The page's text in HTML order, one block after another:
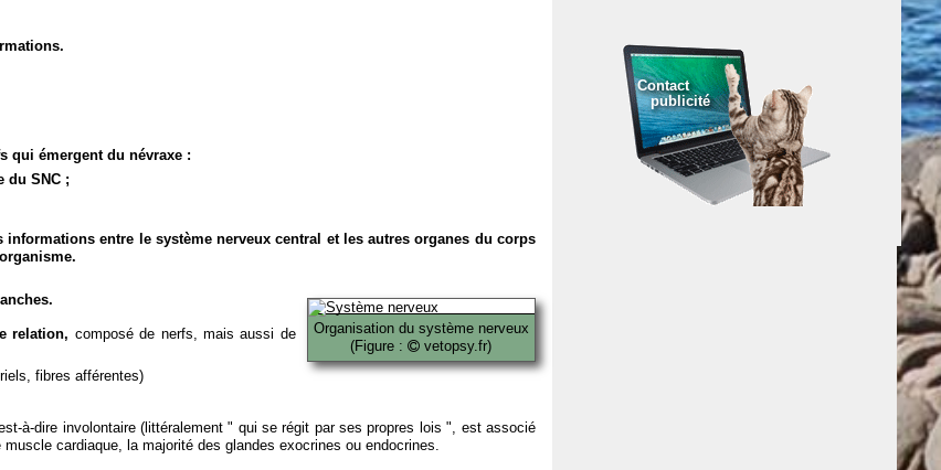
qui émergent du névraxe :
du SNC ;
entre le système nerveux central et les autres organes du corps
Organisation du système nerveux
(Figure :
vetopsy.fr)
relation, composé de nerfs, mais aussi de
fibres afférentes)
à-dire involontaire (littéralement " qui se régit par ses propres lois ", est associé
cardiaque, la majorité des glandes exocrines ou endocrines.
Contact
publicité